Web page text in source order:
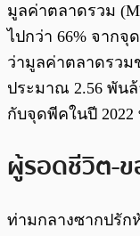
มูลค่าตลาดรวม
ไปกว่า 66% จาก
ว่ามูลค่าตลาดรวม
ประมาณ 2.56 พันล้
กับจุดพีคในปี 2022
ผู้รอดชีวิต-ข
ท่ามกลางซากปรัก